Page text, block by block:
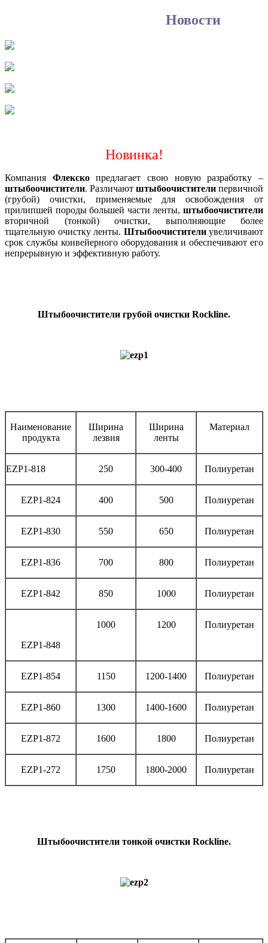
Новости
Новинка!
Компания Флекскопредлагает свою новую разработку –
штыбоочистители. Различают штыбоочистители первичной
(грубой) очистки, применяемые для освобождения от
прилипшей породы большей части ленты, штыбоочистители
вторичной (тонкой) очистки, выполняющие более
тщательную очистку ленты. Штыбоочистителиувеличивают
срок службы конвейерного оборудования и обеспечивают его
непрерывную и эффективную работу.
Штыбоочистители грубой очистки Rockline.
Наименование
продукта
Ширина
лезвия
Ширина
ленты
Материал
EZP1-818 250 300-400 Полиуретан
EZP1-824 400 500 Полиуретан
EZP1-830 550 650 Полиуретан
EZP1-836 700 800 Полиуретан
EZP1-842 850 1000 Полиуретан
EZP1-848
1000 1200 Полиуретан
EZP1-854 1150 1200-1400 Полиуретан
EZP1-860 1300 1400-1600 Полиуретан
EZP1-872 1600 1800 Полиуретан
EZP1-272 1750 1800-2000 Полиуретан
Штыбоочистители тонкой очистки Rockline.